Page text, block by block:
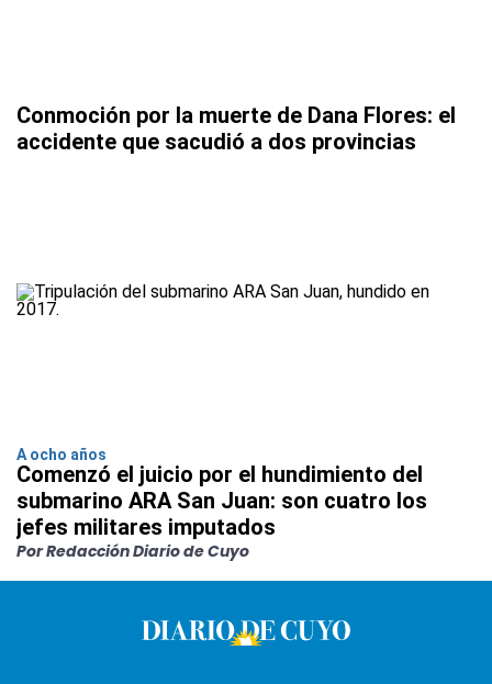
Conmoción por la muerte de Dana Flores: el
accidente que sacudió a dos provincias
A ocho años
Comenzó el juicio por el hundimiento del
submarino ARA San Juan: son cuatro los
jefes militares imputados
Por Redacción Diario de Cuyo